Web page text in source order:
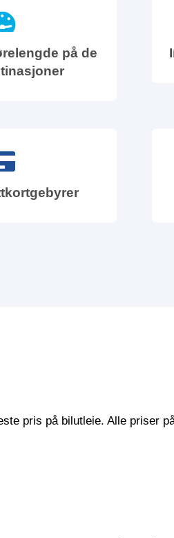
på de
pris på bilutleie. Alle priser